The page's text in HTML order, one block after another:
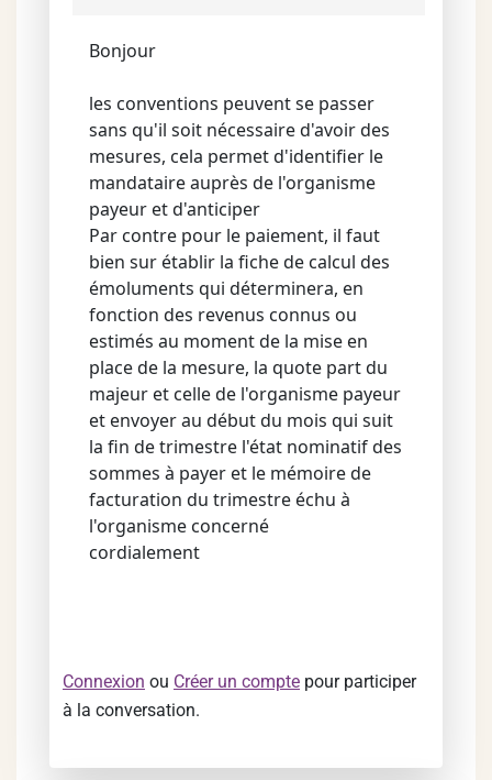
Bonjour
les conventions peuvent se passer
sans qu'il soit nécessaire d'avoir des
mesures, cela permet d'identifier le
mandataire auprès de l'organisme
payeur et d'anticiper
Par contre pour le paiement, il faut
bien sur établir la fiche de calcul des
émoluments qui déterminera, en
fonction des revenus connus ou
estimés au moment de la mise en
place de la mesure, la quote part du
majeur et celle de l'organisme payeur
et envoyer au début du mois qui suit
la fin de trimestre l'état nominatif des
sommes à payer et le mémoire de
facturation du trimestre échu à
l'organisme concerné
cordialement
Connexion ou Créer un compte pour participer
à la conversation.